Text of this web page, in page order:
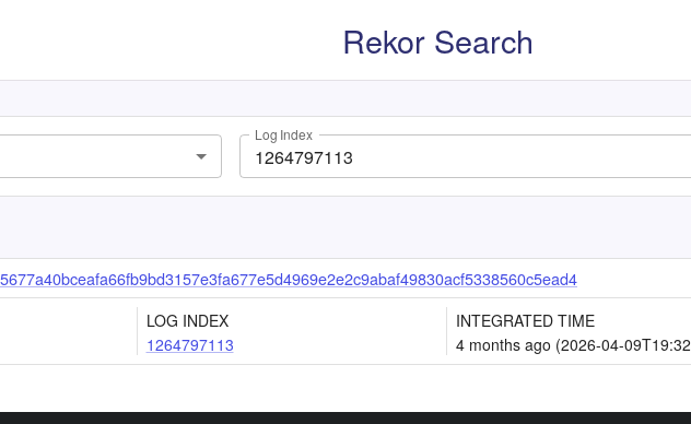
Rekor Search
Log Index
LOG INDEX
1264797113
INTEGRATED TIME
4 months ago (2026-04-